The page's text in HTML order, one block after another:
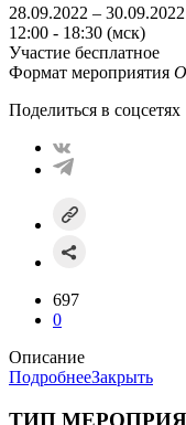
28.09.2022 – 30.09.2022
12:00 - 18:30 (мск)
Участие бесплатное
Формат мероприятия
Поделиться в соцсетях
697
0
Описание
ПодробнееЗакрыть
ТИП